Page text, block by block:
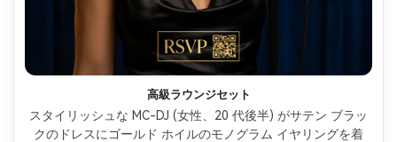
高級ラウンジセット
スタイリッシュな MC-DJ (女性、20 代後半) がサテン ブラッ
クのドレスにゴールド ホイルのモノグラム イヤリングを着